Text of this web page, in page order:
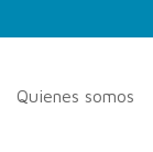
Quienes somos